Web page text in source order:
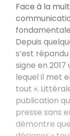
Face à la
Depuis
s’est
signe en
lequel il met
tout ».
publication
presse sans
démontre